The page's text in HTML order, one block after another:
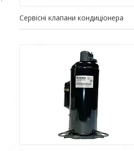
Сервісні клапани кондиціонера